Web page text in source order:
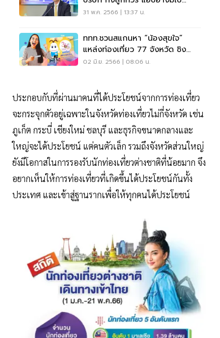
อนุญาต
31 พ.ค. 2566 | 13:37 น.
ททท.ชวนสแกนหา “น้องสุขใจ”
แหล่งท่องเที่ยว 77 จังหวัด ชิง
รางวัล 3 ล้าน
02 มิ.ย. 2566 | 08:06 น.
ประกอบกับที่ผ่านมาคนที่ได้ประโยชน์จากการท่องเที่ยว
จะกระจุกตัวอยู่เฉพาะในจังหวัดท่องเที่ยวไม่กี่จังหวัด เช่น
ภูเก็ต กระบี่ เชียงใหม่ ชลบุรี และธุรกิจขนาดกลางและ
ใหญ่จะได้ประโยชน์ แต่คนตัวเล็ก รวมถึงจังหวัดส่วนใหญ่
ยังมีโอกาสในการรองรับนักท่องเที่ยวต่างชาติที่น้อยมาก จึง
อยากเห็นให้การท่องเที่ยวที่เกิดขึ้นได้ประโยชน์กันทั้ง
ประเทศ และเข้าสู่ฐานรากเพื่อให้ทุกคนได้ประโยชน์